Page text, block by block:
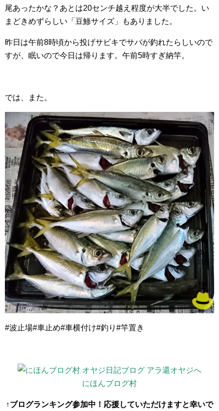
尾あったかな？あとは20センチ越え程度が大半でした。い
まどきめずらしい「豆鯵サイズ」もありました。
昨日は午前8時頃から投げサビキでサバが釣れたらしいので
すが、眠いので今日は帰ります。午前5時すぎ納竿。
では、また。
#波止場#車止め#車横付け#釣り#竿置き
にほんブログ村
↑ブログランキング参加中！応援していただけますと幸いで